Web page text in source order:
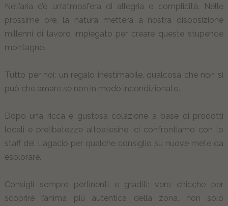
Nell’aria c’è un’atmosfera di allegria e complicità. Nelle
prossime ore, la natura metterà a nostra disposizione
millenni di lavoro impiegato per creare queste stupende
montagne.
Tutto per noi: un regalo inestimabile, qualcosa che non si
può che amare se non in modo incondizionato.
Dopo una ricca e gustosa colazione a base di prodotti
locali e prelibatezze altoatesine, ci confrontiamo con lo
staff del Lagació per qualche consiglio su nuove mete da
esplorare.
Consigli sempre pertinenti e graditi: vere chicche per
scoprire l’anima più autentica della zona, non solo